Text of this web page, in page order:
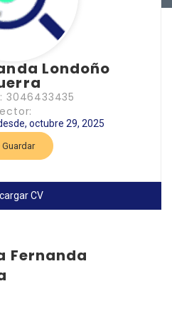
Londoño
3046433435
octubre 29, 2025
Guardar
CV
Fernanda